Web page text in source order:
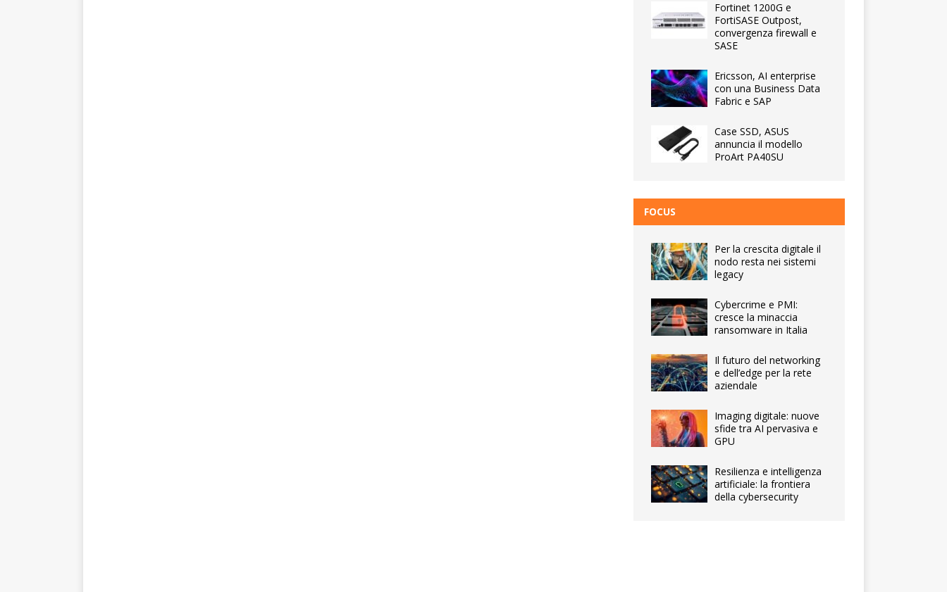
Fortinet 1200G e
FortiSASE Outpost,
convergenza firewall e
SASE
Ericsson, AI enterprise
con una Business Data
Fabric e SAP
Case SSD, ASUS
annuncia il modello
ProArt PA40SU
FOCUS
Per la crescita digitale il
nodo resta nei sistemi
legacy
Cybercrime e PMI:
cresce la minaccia
ransomware in Italia
Il futuro del networking
e dell’edge per la rete
aziendale
Imaging digitale: nuove
sfide tra AI pervasiva e
GPU
Resilienza e intelligenza
artificiale: la frontiera
della cybersecurity